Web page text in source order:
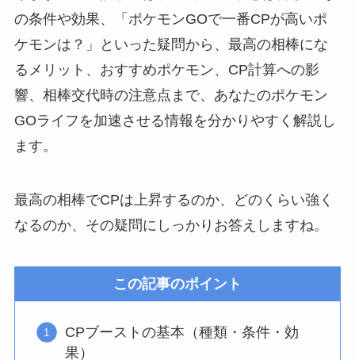
の条件や効果、「ポケモンGOで一番CPが高いポ
ケモンは？」といった疑問から、最高の相棒にな
るメリット、おすすめポケモン、CP計算への影
響、相棒交代時の注意点まで、あなたのポケモン
GOライフを加速させる情報を分かりやすく解説し
ます。
最高の相棒でCPは上昇するのか、どのくらい強く
なるのか、その疑問にしっかりお答えしますね。
この記事のポイント
CPブーストの基本（種類・条件・効
果）